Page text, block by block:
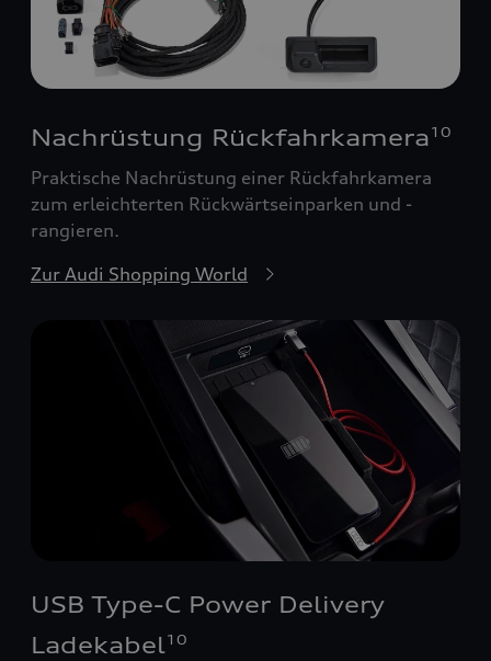
Nachrüstung Rückfahrkamera 10
Praktische Nachrüstung einer Rückfahrkamera
zum erleichterten Rückwärtseinparken und -
rangieren.
Zur Audi Shopping World
USB Type-C Power Delivery
Ladekabel10